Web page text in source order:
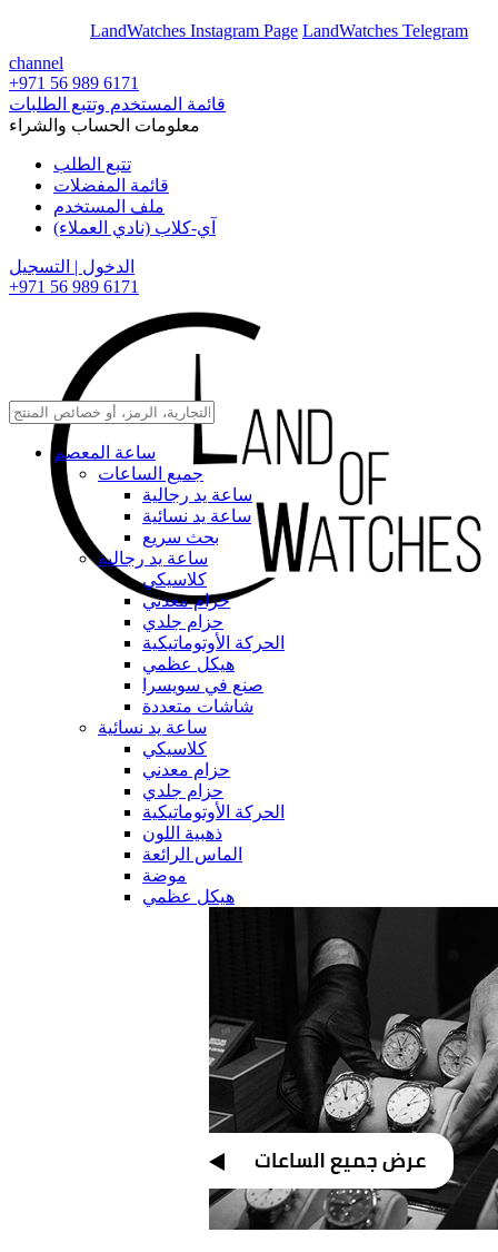
LandWatches Instagram Page LandWatches Telegram
channel
+971 56 989 6171
قائمة المستخدم وتتبع الطلبات
معلومات الحساب والشراء
تتبع الطلب
قائمة المفضلات
ملف المستخدم
آي-كلاب (نادي العملاء)
الدخول | التسجيل
+971 56 989 6171
ساعة المعصم
جميع الساعات
ساعة يد رجالية
ساعة يد نسائية
بحث سريع
ساعة يد رجالية
كلاسيكي
حزام معدني
حزام جلدي
الحركة الأوتوماتيكية
هيكل عظمي
صنع في سويسرا
شاشات متعددة
ساعة يد نسائية
كلاسيكي
حزام معدني
حزام جلدي
الحركة الأوتوماتيكية
ذهبية اللون
الماس الرائعة
موضة
هيكل عظمي